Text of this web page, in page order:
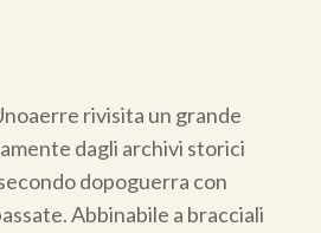
rivisita un grande
dagli archivi storici
dopoguerra con
Abbinabile a bracciali